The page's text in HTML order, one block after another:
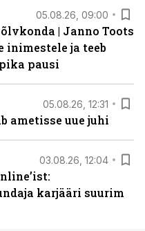
05.08.26, 09:00
| Janno Toots
inimestele ja teeb
pausi
05.08.26, 12:31
ametisse uue juhi
03.08.26, 12:04
karjääri suurim